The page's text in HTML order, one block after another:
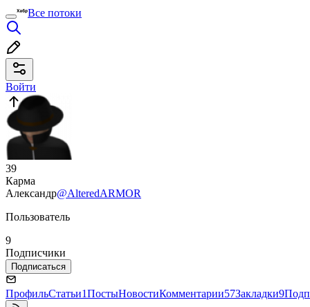
Все потоки
Войти
39
Карма
Александр@AlteredARMOR
Пользователь
9
Подписчики
Подписаться
ПрофильСтатьи1ПостыНовостиКомментарии57Закладки9